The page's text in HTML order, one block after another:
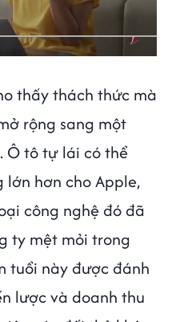
thấy thách thức mà
rộng sang một
Ô tô tự lái có thể
hơn cho Apple,
công nghệ đó đã
ty mệt mỏi trong
tuổi này được đánh
lược và doanh thu